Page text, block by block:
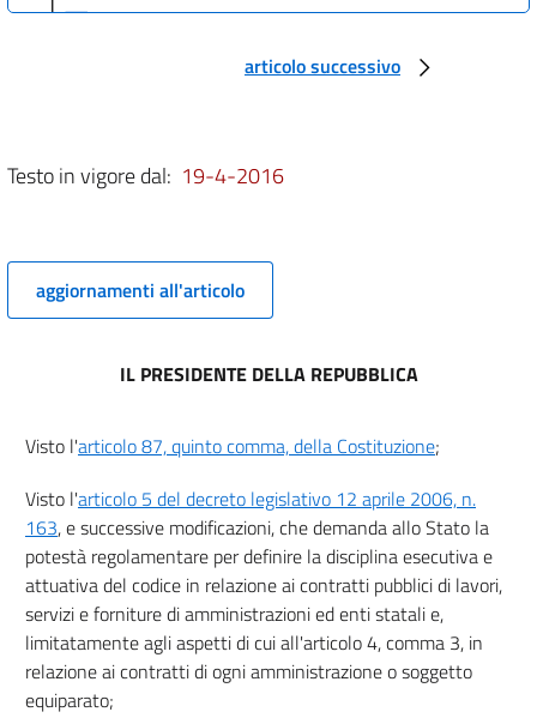
7
CAPO I - Organi del procedimento
CAPO II - Programmazione dei lavori
((CAPO ABROGATO DAL D.LGS. 18 APRILE 2016, N. 50))
11
TITOLO II - PROGETTAZIONE E VERIFICA DEL
PROGETTO
CAPO I - Progettazione
Sezione I - Disposizioni generali
14
15
16
Sezione II - Progetto preliminare
17
articolo successivo
Testo in vigore dal: 19-4-2016
aggiornamenti all'articolo
IL PRESIDENTE DELLA REPUBBLICA
Visto l'articolo 87, quinto comma, della Costituzione;
Visto l'articolo 5 del decreto legislativo 12 aprile 2006, n.
163, e successive modificazioni, che demanda allo Stato la
potestà regolamentare per definire la disciplina esecutiva e
attuativa del codice in relazione ai contratti pubblici di lavori,
servizi e forniture di amministrazioni ed enti statali e,
limitatamente agli aspetti di cui all'articolo 4, comma 3, in
relazione ai contratti di ogni amministrazione o soggetto
equiparato;